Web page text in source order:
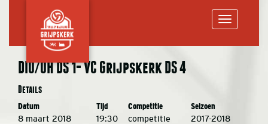
DIO/OH DS 1- VC Grijpskerk DS 4
Details
Datum Tijd Competitie Seizoen
8 maart 2018 19:30 competitie 2017-2018